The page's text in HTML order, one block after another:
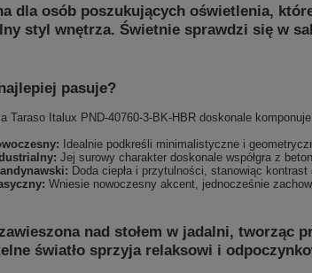
dla osób poszukujących oświetlenia,
styl wnętrza. Świetnie sprawdzi się w
pasuje?
Taraso Italux PND-40760-3-BK-HBR doskonale
Idealnie podkreśli minimalistyczne i
Jej surowy charakter doskonale współgra z
Doda ciepła i przytulności, stanowiąc
Wniesie nowoczesny akcent, jednocześnie
nad stołem w jadalni, tworząc
światło sprzyja relaksowi i